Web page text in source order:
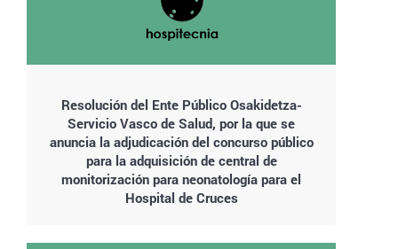
Resolución del Ente Público Osakidetza-
Servicio Vasco de Salud, por la que se
anuncia la adjudicación del concurso público
para la adquisición de central de
monitorización para neonatología para el
Hospital de Cruces